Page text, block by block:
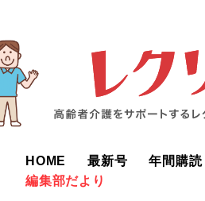
HOME 最新号 年間購読
編集部だより